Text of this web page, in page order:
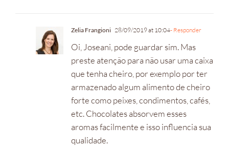
Zelia Frangioni 28/09/2019 at 10:04- Responder
Oi, Joseani, pode guardar sim. Mas
preste atenção para não usar uma caixa
que tenha cheiro, por exemplo por ter
armazenado algum alimento de cheiro
forte como peixes, condimentos, cafés,
etc. Chocolates absorvem esses
aromas facilmente e isso influencia sua
qualidade.